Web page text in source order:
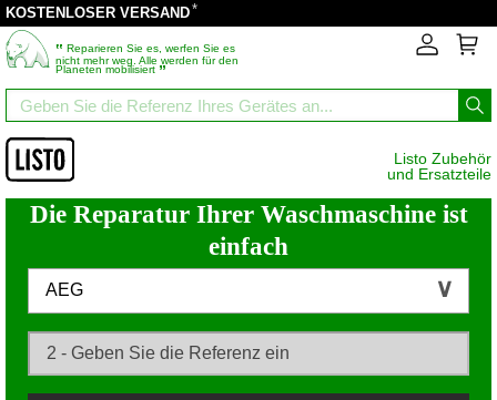
KOSTENLOSER VERSAND*
‟ Reparieren Sie es, werfen Sie es
nicht mehr weg. Alle werden für den
Planeten mobilisiert ”
Listo Zubehör
und Ersatzteile
Die Reparatur Ihrer Waschmaschine ist
einfach
AEG